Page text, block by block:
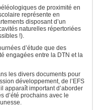
de proximité en
représente en
disposant d’un
naturelles répertoriées
!).
d’étude que des
engagées entre la DTN et la
les divers documents pour
développement, de l’EFS
apparaît important d’aborder
d’été prochains avec le